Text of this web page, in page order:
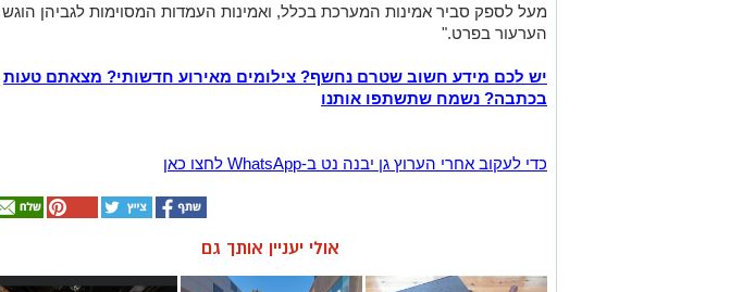
מעל לספק סביר אמינות המערכת בכלל, ואמינות העמדות המסוימות לגביהן הוגש
הערעור בפרט."
יש לכם מידע חשוב שטרם נחשף? צילומים מאירוע חדשותי? מצאתם טעות
בכתבה? נשמח שתשתפו אותנו
‏כדי לעקוב אחרי הערוץ גן יבנה נט ב-WhatsApp לחצו כאן
אולי יעניין אותך גם